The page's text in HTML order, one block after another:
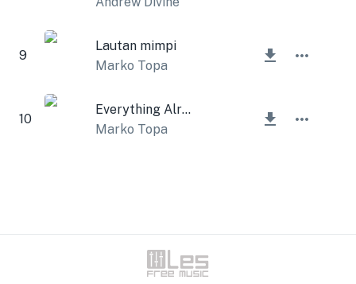
9
Lautan mimpi
Marko Topa
10
Everything Alright
Marko Topa